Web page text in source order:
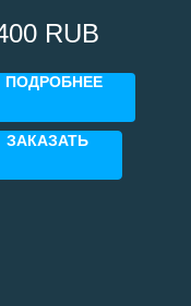
i3200 (KEY/BLACK)
RUB
ПОДРОБНЕЕ
ЗАКАЗАТЬ